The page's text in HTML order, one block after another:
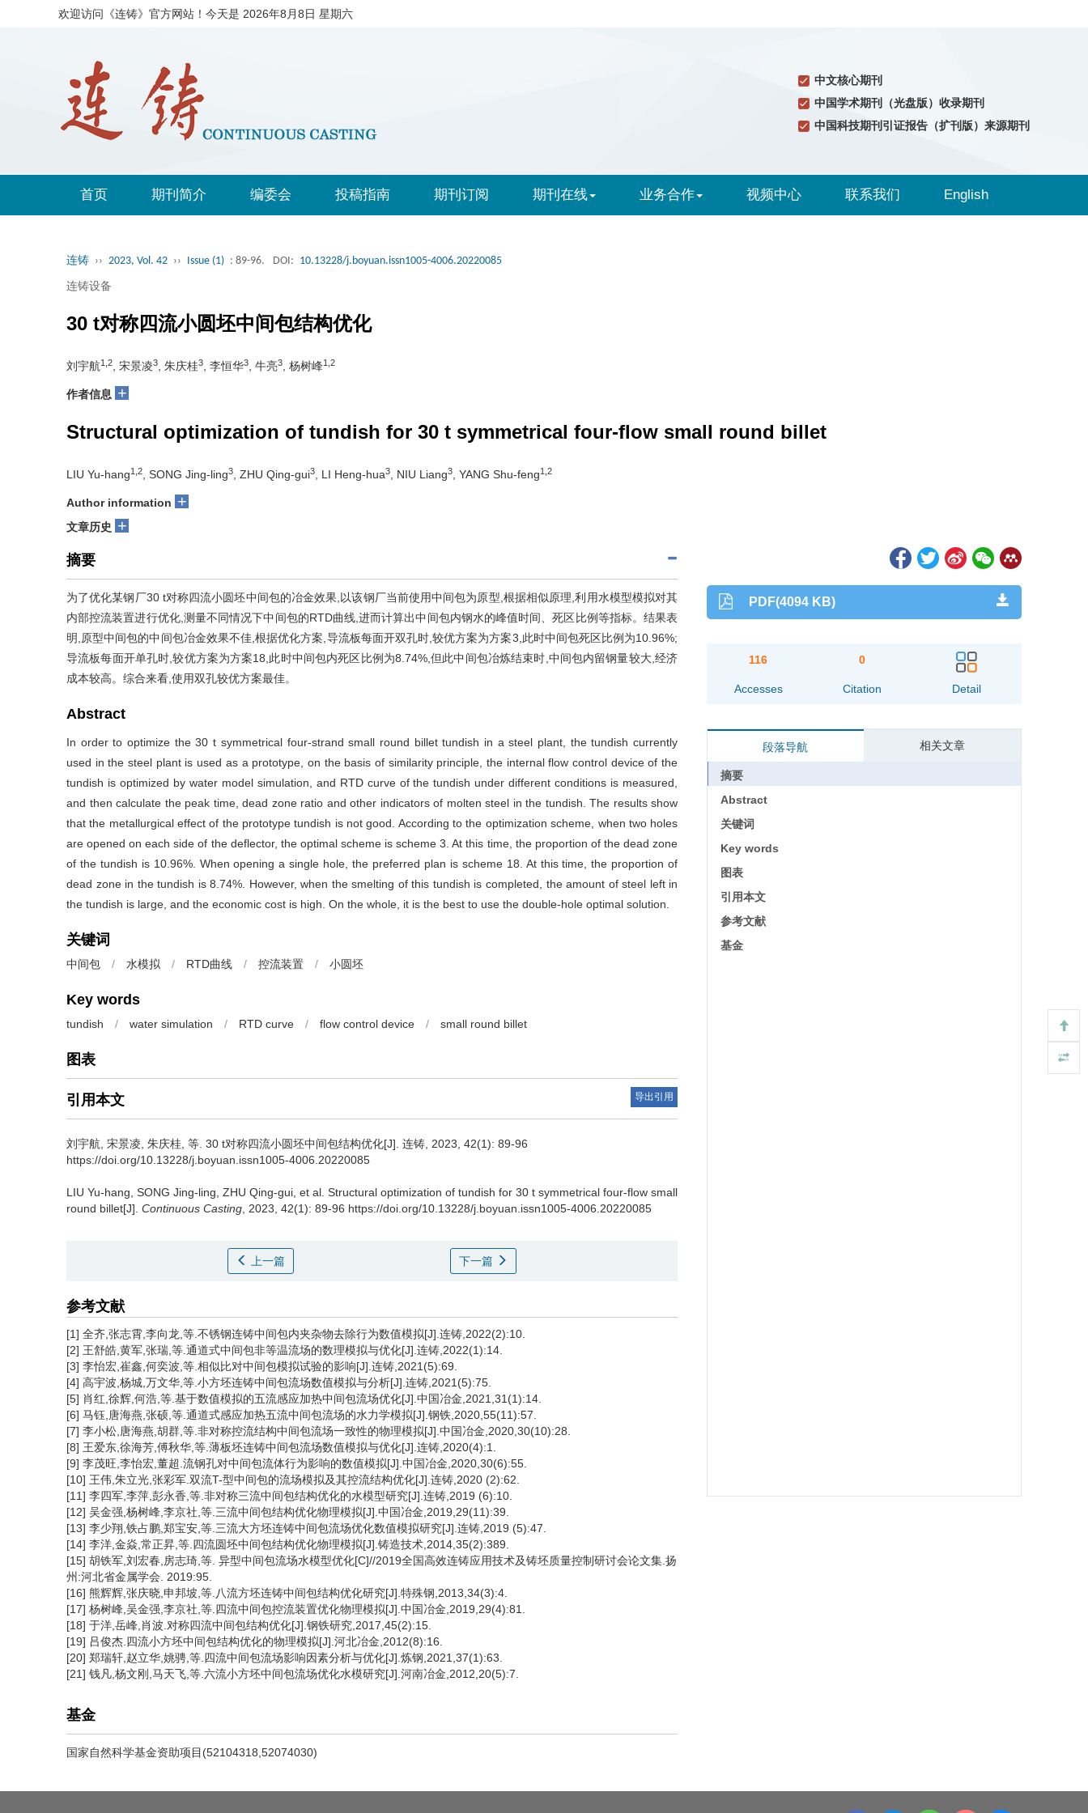
欢迎访问《连铸》官方网站！今天是 2026年8月8日 星期六
中文核心期刊
中国学术期刊（光盘版）收录期刊
中国科技期刊引证报告（扩刊版）来源期刊
首页 期刊简介 编委会 投稿指南 期刊订阅 期刊在线 业务合作 视频中心 联系我们 English
连铸 ›› 2023, Vol. 42 ›› Issue (1) : 89-96. DOI: 10.13228/j.boyuan.issn1005-4006.20220085
连铸设备
30 t对称四流小圆坯中间包结构优化
刘宇航1,2 , 宋景凌3 , 朱庆桂3 , 李恒华3 , 牛亮3 , 杨树峰1,2
作者信息 +
Structural optimization of tundish for 30 t symmetrical four-flow small round billet
LIU Yu-hang1,2 , SONG Jing-ling3 , ZHU Qing-gui3 , LI Heng-hua3 , NIU Liang3 , YANG Shu-feng1,2
Author information +
文章历史 +
摘要
为了优化某钢厂30 t对称四流小圆坯中间包的冶金效果,以该钢厂当前使用中间包为原型,根据相似原理,利用水模型模拟对其
内部控流装置进行优化,测量不同情况下中间包的RTD曲线,进而计算出中间包内钢水的峰值时间、死区比例等指标。结果表
明,原型中间包的中间包冶金效果不佳,根据优化方案,导流板每面开双孔时,较优方案为方案3,此时中间包死区比例为10.96%;
导流板每面开单孔时,较优方案为方案18,此时中间包内死区比例为8.74%,但此中间包冶炼结束时,中间包内留钢量较大,经济
成本较高。综合来看,使用双孔较优方案最佳。
Abstract
In order to optimize the 30 t symmetrical four-strand small round billet tundish in a steel plant, the tundish currently
used in the steel plant is used as a prototype, on the basis of similarity principle, the internal flow control device of the
tundish is optimized by water model simulation, and RTD curve of the tundish under different conditions is measured,
and then calculate the peak time, dead zone ratio and other indicators of molten steel in the tundish. The results show
that the metallurgical effect of the prototype tundish is not good. According to the optimization scheme, when two holes
are opened on each side of the deflector, the optimal scheme is scheme 3. At this time, the proportion of the dead zone
of the tundish is 10.96%. When opening a single hole, the preferred plan is scheme 18. At this time, the proportion of
dead zone in the tundish is 8.74%. However, when the smelting of this tundish is completed, the amount of steel left in
the tundish is large, and the economic cost is high. On the whole, it is the best to use the double-hole optimal solution.
关键词
中间包 / 水模拟 / RTD曲线 / 控流装置 / 小圆坯
Key words
tundish / water simulation / RTD curve / flow control device / small round billet
图表
引用本文 导出引用
刘宇航 宋景凌 朱庆桂 等 30 t对称四流小圆坯中间包结构优化[J]. 连铸, 2023, 42(1): 89-96
https://doi.org/10.13228/j.boyuan.issn1005-4006.20220085
LIU Yu-hang SONG Jing-ling ZHU Qing-gui et al Structural optimization of tundish for 30 t symmetrical four-flow small
round billet[J]. Continuous Casting , 2023, 42(1): 89-96 https://doi.org/10.13228/j.boyuan.issn1005-4006.20220085
上一篇 下一篇
参考文献
[1] 全齐,张志霄,李向龙,等.不锈钢连铸中间包内夹杂物去除行为数值模拟[J].连铸,2022(2):10.
[2] 王舒皓,黄军,张瑞,等.通道式中间包非等温流场的数理模拟与优化[J].连铸,2022(1):14.
[3] 李怡宏,崔鑫,何奕波,等.相似比对中间包模拟试验的影响[J].连铸,2021(5):69.
[4] 高宇波,杨城,万文华,等.小方坯连铸中间包流场数值模拟与分析[J].连铸,2021(5):75.
[5] 肖红,徐辉,何浩,等.基于数值模拟的五流感应加热中间包流场优化[J].中国冶金,2021,31(1):14.
[6] 马钰,唐海燕,张硕,等.通道式感应加热五流中间包流场的水力学模拟[J].钢铁,2020,55(11):57.
[7] 李小松,唐海燕,胡群,等.非对称控流结构中间包流场一致性的物理模拟[J].中国冶金,2020,30(10):28.
[8] 王爱东,徐海芳,傅秋华,等.薄板坯连铸中间包流场数值模拟与优化[J].连铸,2020(4):1.
[9] 李茂旺,李怡宏,董超.流钢孔对中间包流体行为影响的数值模拟[J].中国冶金,2020,30(6):55.
[10] 王伟,朱立光,张彩军.双流T-型中间包的流场模拟及其控流结构优化[J].连铸,2020 (2):62.
[11] 李四军,李萍,彭永香,等.非对称三流中间包结构优化的水模型研究[J].连铸,2019 (6):10.
[12] 吴金强,杨树峰,李京社,等.三流中间包结构优化物理模拟[J].中国冶金,2019,29(11):39.
[13] 李少翔,铁占鹏,郑宝安,等.三流大方坯连铸中间包流场优化数值模拟研究[J].连铸,2019 (5):47.
[14] 李洋,金焱,常正昇,等.四流圆坯中间包结构优化物理模拟[J].铸造技术,2014,35(2):389.
[15] 胡铁军,刘宏春,房志琦,等. 异型中间包流场水模型优化[C]//2019全国高效连铸应用技术及铸坯质量控制研讨会论文集.扬
州:河北省金属学会. 2019:95.
[16] 熊辉辉,张庆晓,申邦坡,等.八流方坯连铸中间包结构优化研究[J].特殊钢,2013,34(3):4.
[17] 杨树峰,吴金强,李京社,等.四流中间包控流装置优化物理模拟[J].中国冶金,2019,29(4):81.
[18] 于洋,岳峰,肖波.对称四流中间包结构优化[J].钢铁研究,2017,45(2):15.
[19] 吕俊杰.四流小方坯中间包结构优化的物理模拟[J].河北冶金,2012(8):16.
[20] 郑瑞轩,赵立华,姚骋,等.四流中间包流场影响因素分析与优化[J].炼钢,2021,37(1):63.
[21] 钱凡,杨文刚,马天飞,等.六流小方坯中间包流场优化水模研究[J].河南冶金,2012,20(5):7.
基金
国家自然科学基金资助项目(52104318,52074030)
PDF(4094 KB)
116
Accesses
0
Citation Detail
段落导航 相关文章
摘要
Abstract
关键词
Key words
图表
引用本文
参考文献
基金